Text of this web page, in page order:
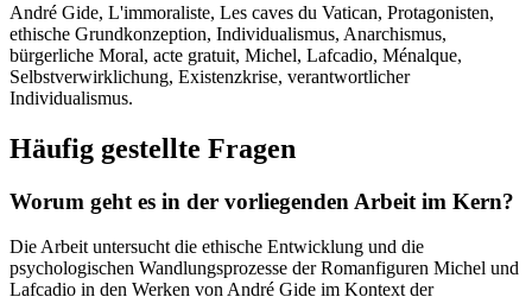
André Gide, L'immoraliste, Les caves du Vatican, Protagonisten,
ethische Grundkonzeption, Individualismus, Anarchismus,
bürgerliche Moral, acte gratuit, Michel, Lafcadio, Ménalque,
Selbstverwirklichung, Existenzkrise, verantwortlicher
Individualismus.
Häufig gestellte Fragen
Worum geht es in der vorliegenden Arbeit im Kern?
Die Arbeit untersucht die ethische Entwicklung und die
psychologischen Wandlungsprozesse der Romanfiguren Michel und
Lafcadio in den Werken von André Gide im Kontext der